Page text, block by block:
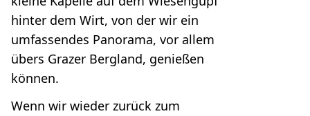
hinter dem Wirt, von der wir ein
umfassendes Panorama, vor allem
übers Grazer Bergland, genießen
können.
Wenn wir wieder zurück zum